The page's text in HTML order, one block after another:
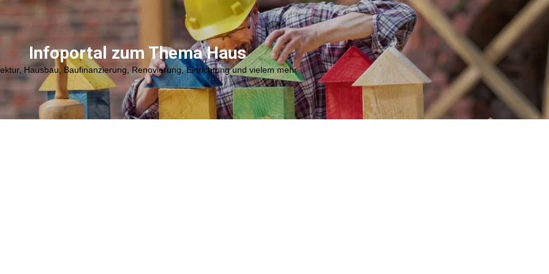
Infoportal zum Thema Haus
Hausbau, Baufinanzierung, Renovierung, Einrichtung und vielem mehr